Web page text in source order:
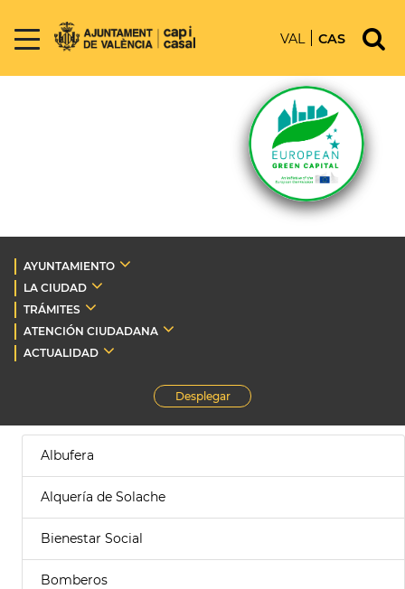
VAL CAS
AYUNTAMIENTO
LA CIUDAD
TRÁMITES
ATENCIÓN CIUDADANA
ACTUALIDAD
Desplegar
Albufera
Alquería de Solache
Bienestar Social
Bomberos